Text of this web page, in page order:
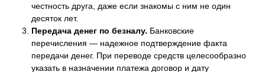
честность друга, даже если знакомы с ним не один
десяток лет.
Передача денег по безналу. Банковские
перечисления — надежное подтверждение факта
передачи денег. При переводе средств целесообразно
указать в назначении платежа договор и дату